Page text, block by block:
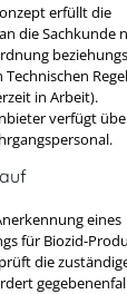
erfüllt die
die Sachkunde
in Arbeit).
verfügt
eines
für Biozid-
die